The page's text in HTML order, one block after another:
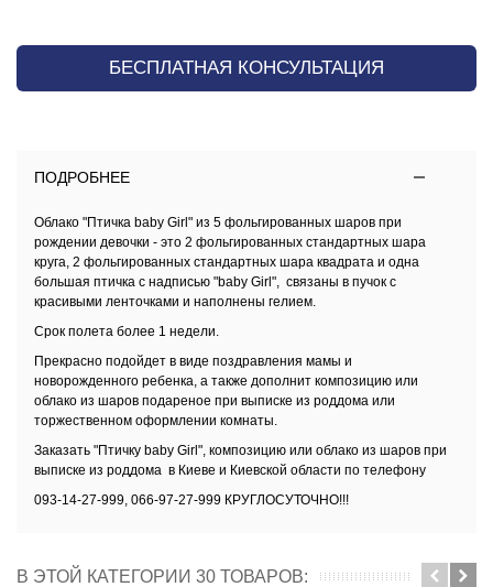
БЕСПЛАТНАЯ КОНСУЛЬТАЦИЯ
ПОДРОБНЕЕ
Облако "Птичка baby Girl" из 5 фольгированных шаров при
рождении девочки - это 2 фольгированных стандартных шара
круга, 2 фольгированных стандартных шара квадрата и одна
большая птичка с надписью "baby Girl", связаны в пучок с
красивыми ленточками и наполнены гелием.
Срок полета более 1 недели.
Прекрасно подойдет в виде поздравления мамы и
новорожденного ребенка, а также дополнит композицию или
облако из шаров подареное при выписке из роддома или
торжественном оформлении комнаты.
Заказать "Птичку baby Girl", композицию или облако из шаров при
выписке из роддома в Киеве и Киевской области по телефону
093-14-27-999, 066-97-27-999 КРУГЛОСУТОЧНО!!!
В ЭТОЙ КАТЕГОРИИ 30 ТОВАРОВ: